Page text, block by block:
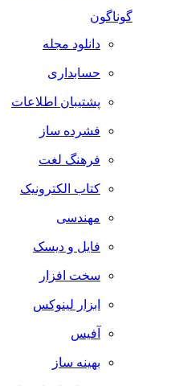
گوناگون
دانلود مجله
حسابداری
پشتیبان اطلاعات
فشرده ساز
فرهنگ لغت
کتاب الکترونیک
مهندسی
فایل و دیسک
سخت افزار
ابزار لینوکس
آفیس
بهینه ساز